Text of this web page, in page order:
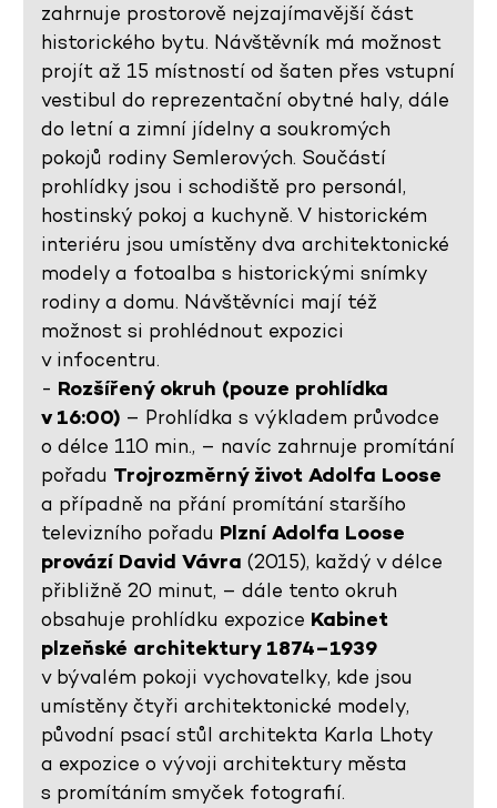
zahrnuje prostorově nejzajímavější část
historického bytu. Návštěvník má možnost
projít až 15 místností od šaten přes vstupní
vestibul do reprezentační obytné haly, dále
do letní a zimní jídelny a soukromých
pokojů rodiny Semlerových. Součástí
prohlídky jsou i schodiště pro personál,
hostinský pokoj a kuchyně. V historickém
interiéru jsou umístěny dva architektonické
modely a fotoalba s historickými snímky
rodiny a domu. Návštěvníci mají též
možnost si prohlédnout expozici
v infocentru.
- Rozšířený okruh (pouze prohlídka
v 16:00) – Prohlídka s výkladem průvodce
o délce 110 min., – navíc zahrnuje promítání
pořadu Trojrozměrný život Adolfa Loose
a případně na přání promítání staršího
televizního pořadu Plzní Adolfa Loose
provází David Vávra (2015), každý v délce
přibližně 20 minut, – dále tento okruh
obsahuje prohlídku expozice Kabinet
plzeňské architektury 1874–1939
v bývalém pokoji vychovatelky, kde jsou
umístěny čtyři architektonické modely,
původní psací stůl architekta Karla Lhoty
a expozice o vývoji architektury města
s promítáním smyček fotografií.